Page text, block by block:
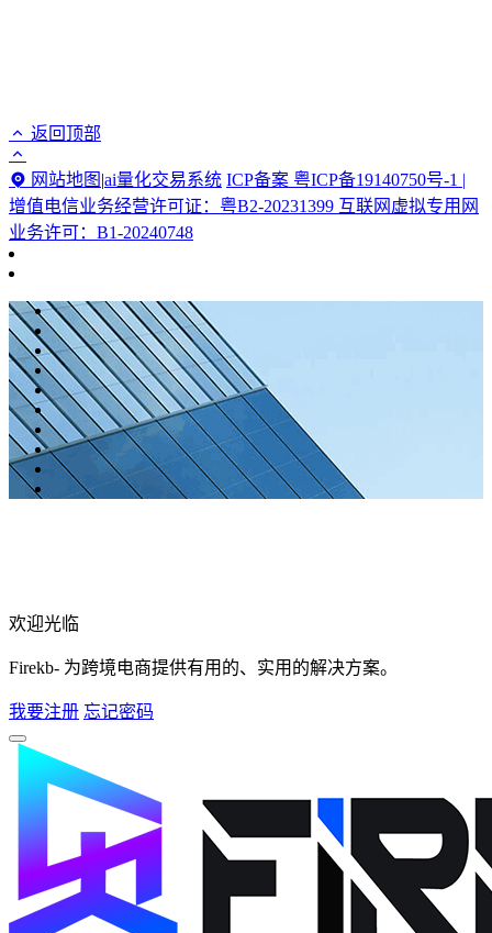
返回顶部
网站地图 |ai量化交易系统 ICP备案 粤ICP备19140750号-1 |
增值电信业务经营许可证：粤B2-20231399 互联网虚拟专用网
业务许可：B1-20240748
欢迎光临
Firekb- 为跨境电商提供有用的、实用的解决方案。
我要注册 忘记密码